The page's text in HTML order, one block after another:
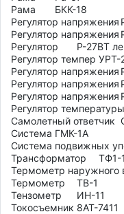
Рама	БКК-18
Регулятор напряжения	РН-180  сер 2
Регулятор напряжения	РН-600 сер 2
Регулятор	Р-27ВТ лев
Регулятор темпер	УРТ-27 сер. 5
Регулятор напряжения	РН-120У 1992г.
Регулятор напряжения	РН-120 сер 2
Регулятор напряжения	РН-600 сер 2
Регулятор температуры	ТЭР-1М
Самолетный ответчик	СО-72М
Система	ГМК-1А
Система подвижных
Трансформатор	ТФ1-150
Термометр наружного
Термометр	ТВ-1
Тензометр	ИН-11
Токосъемник	8АТ-7411